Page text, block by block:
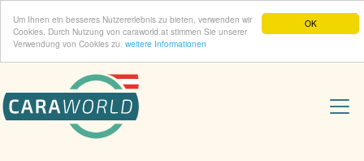
OK
Um Ihnen ein besseres Nutzererlebnis zu bieten, verwenden wir
Cookies. Durch Nutzung von caraworld.at stimmen Sie unserer
Verwendung von Cookies zu. weitere Informationen